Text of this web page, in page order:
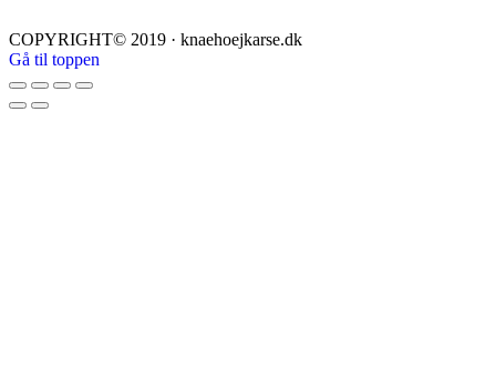
COPYRIGHT© 2019 · knaehoejkarse.dk
Gå til toppen